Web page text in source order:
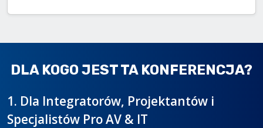
DLA KOGO JEST TA KONFERENCJA?
1. Dla Integratorów, Projektantów i
Specjalistów Pro AV & IT